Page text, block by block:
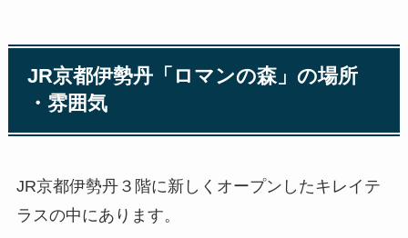
JR京都伊勢丹「ロマンの森」の場所
・雰囲気
JR京都伊勢丹３階に新しくオープンしたキレイテ
ラスの中にあります。